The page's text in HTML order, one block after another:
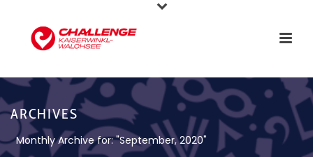
ARCHIVES
Monthly Archive for: "September, 2020"